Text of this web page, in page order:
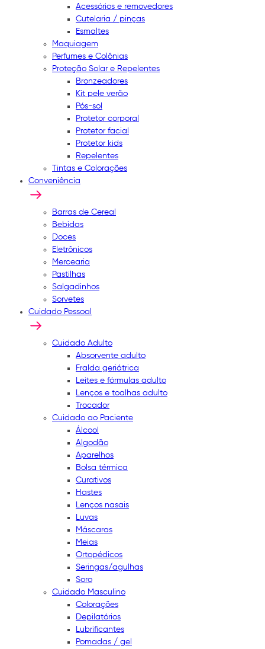
Acessórios e removedores
Cutelaria / pinças
Esmaltes
Maquiagem
Perfumes e Colônias
Proteção Solar e Repelentes
Bronzeadores
Kit pele verão
Pós-sol
Protetor corporal
Protetor facial
Protetor kids
Repelentes
Tintas e Colorações
Conveniência
Barras de Cereal
Bebidas
Doces
Eletrônicos
Mercearia
Pastilhas
Salgadinhos
Sorvetes
Cuidado Pessoal
Cuidado Adulto
Absorvente adulto
Fralda geriátrica
Leites e fórmulas adulto
Lenços e toalhas adulto
Trocador
Cuidado ao Paciente
Álcool
Algodão
Aparelhos
Bolsa térmica
Curativos
Hastes
Lenços nasais
Luvas
Máscaras
Meias
Ortopédicos
Seringas/agulhas
Soro
Cuidado Masculino
Colorações
Depilatórios
Lubrificantes
Pomadas / gel